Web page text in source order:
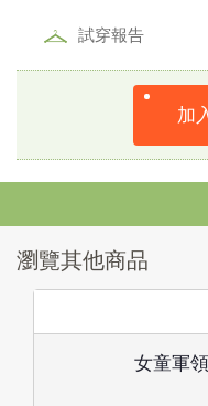
試穿報告
加
瀏覽其他商品
女童軍